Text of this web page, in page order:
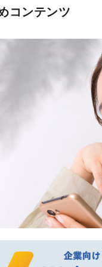
コンテンツ